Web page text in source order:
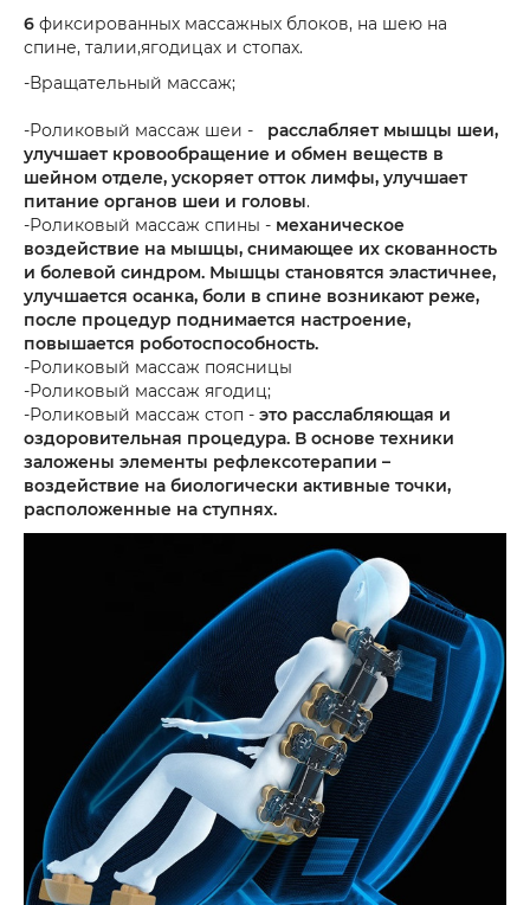
6 фиксированных массажных блоков, на шею на
спине, талии,ягодицах и стопах.
-Вращательный массаж;
-Роликовый массаж шеи -
расслабляет мышцы шеи,
улучшает кровообращение и обмен веществ в
шейном отделе, ускоряет отток лимфы, улучшает
питание органов шеи и головы.
-Роликовый массаж спины - механическое
воздействие на мышцы, снимающее их скованность
и болевой синдром. Мышцы становятся эластичнее,
улучшается осанка, боли в спине возникают реже,
после процедур поднимается настроение,
повышается роботоспособность.
-Роликовый массаж поясницы
-Роликовый массаж ягодиц;
-Роликовый массаж стоп - это расслабляющая и
оздоровительная процедура. В основе техники
заложены элементы рефлексотерапии –
воздействие на биологически активные точки,
расположенные на ступнях.